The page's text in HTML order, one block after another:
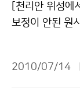
지역차가 매우
기도, 강원도
에서 30℃ 이상
[천리안 위성에
보정이 안된 원
목표정지궤도(
2010/07/14